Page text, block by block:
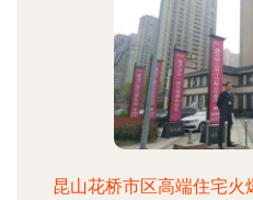
昆山花桥市区高端住宅